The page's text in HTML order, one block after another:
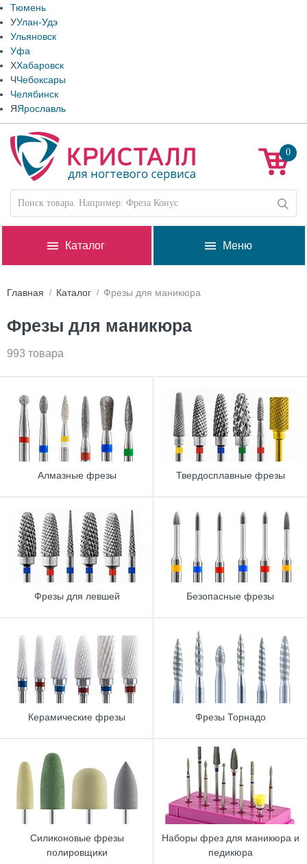
Тюмень
УУлан-Удэ
Ульяновск
Уфа
ХХабаровск
ЧЧебоксары
Челябинск
ЯЯрославль
0
Каталог Меню
Главная Каталог Фрезы для маникюра
Фрезы для маникюра
993 товара
Алмазные фрезы Твердосплавные фрезы
Фрезы для левшей Безопасные фрезы
Керамические фрезы Фрезы Торнадо
Силиконовые фрезы
полировщики
Наборы фрез для маникюра и
педикюра